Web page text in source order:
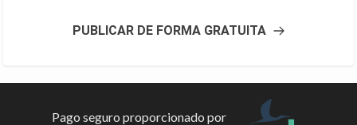
PUBLICAR DE FORMA GRATUITA
Pago seguro proporcionado por